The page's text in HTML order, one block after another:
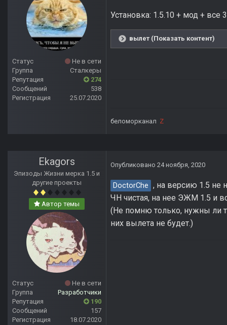
Статус
Не в сети
Группа
Сталкеры
Репутация
274
Сообщений
538
Регистрация
25.07.2020
Установка: 1.5.10 + мод + все
вылет (Показать контент)
беломорканал Z
Ekagors
Эпизоды Жизни мерка 1.5 и
другие проекты
Автор темы
Статус
Не в сети
Группа
Разработчики
Репутация
190
Сообщений
157
Регистрация
18.07.2020
Опубликовано 24 ноября, 2020
DoctorChe , на версию 1.5 не
ЧН чистая, на нее ЭЖМ 1.5 и
(Не помню только, нужны ли
них вылета не будет.)